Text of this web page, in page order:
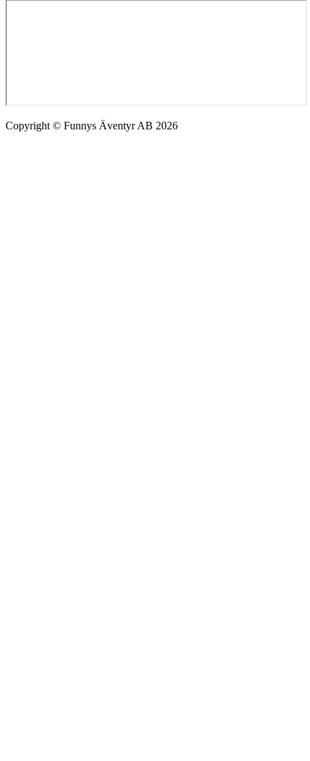
Copyright © Funnys Äventyr AB 2026